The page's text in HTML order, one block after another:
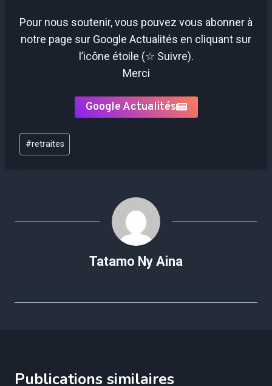
Pour nous soutenir, vous pouvez vous abonner à
notre page sur Google Actualités en cliquant sur
l’icône étoile (☆ Suivre).
Merci
Google Actualités
Étiquettes
de
#retraites
Tatamo Ny Aina
Publications similaires